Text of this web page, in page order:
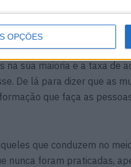
OPÇÕES
ou contra esta prática.
a 31 de Janeiro mostrou
sua maioria e a taxa de
De lá para dizer que as
que faça as
que conduzem no
nunca foram praticadas,